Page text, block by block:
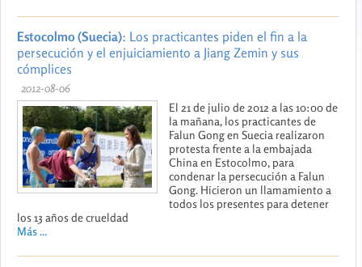
Estocolmo (Suecia): Los practicantes piden el fin a la
persecución y el enjuiciamiento a Jiang Zemin y sus
cómplices
2012-08-06
El 21 de julio de 2012 a las 10:00 de
la mañana, los practicantes de
Falun Gong en Suecia realizaron
protesta frente a la embajada
China en Estocolmo, para
condenar la persecución a Falun
Gong. Hicieron un llamamiento a
todos los presentes para detener
los 13 años de crueldad
Más ...